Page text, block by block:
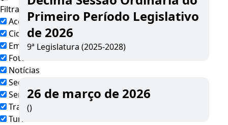
Filtrar por todos
Acesso à Informação
Cidadão
Empresas
Fotos
Notícias
Secretarias
Servidor
Transparência
Turistas
Primeiro Período Legislativo
de 2026
9ª Legislatura (2025-2028)
26 de março de 2026
()